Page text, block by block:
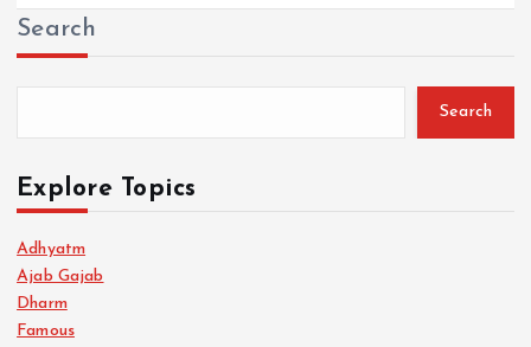
Search
Search
Explore Topics
Adhyatm
Ajab Gajab
Dharm
Famous